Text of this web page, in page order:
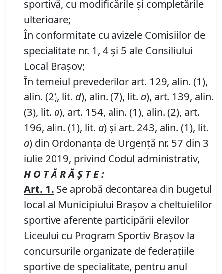
sportivă, cu modificările şi completările
ulterioare;
În conformitate cu avizele Comisiilor de
specialitate nr. 1, 4 și 5 ale Consiliului
Local Brașov;
În temeiul prevederilor art. 129, alin. (1),
alin. (2), lit. d), alin. (7), lit. a), art. 139, alin.
(3), lit. a), art. 154, alin. (1), alin. (2), art.
196, alin. (1), lit. a) și art. 243, alin. (1), lit.
a) din Ordonanța de Urgență nr. 57 din 3
iulie 2019, privind Codul administrativ,
H O T Ă R Ă Ş T E :
Art. 1. Se aprobă decontarea din bugetul
local al Municipiului Braşov a cheltuielilor
sportive aferente participării elevilor
Liceului cu Program Sportiv Braşov la
concursurile organizate de federaţiile
sportive de specialitate, pentru anul